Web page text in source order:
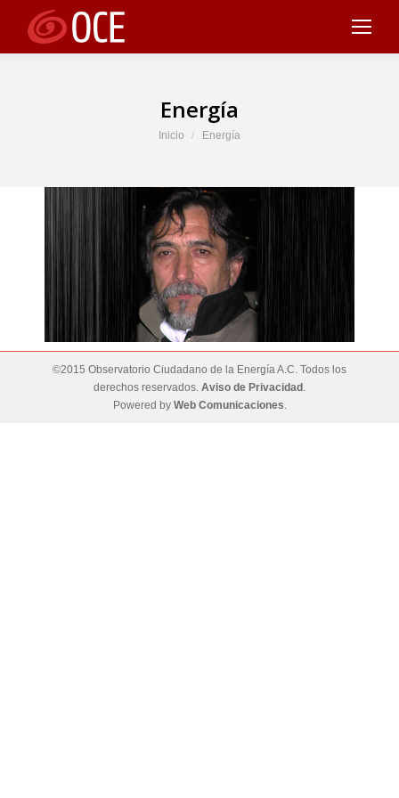
Energía
Estás aquí:
Inicio Energía
©2015 Observatorio Ciudadano de la Energía A.C. Todos los
derechos reservados. Aviso de Privacidad .
Powered by Web Comunicaciones.